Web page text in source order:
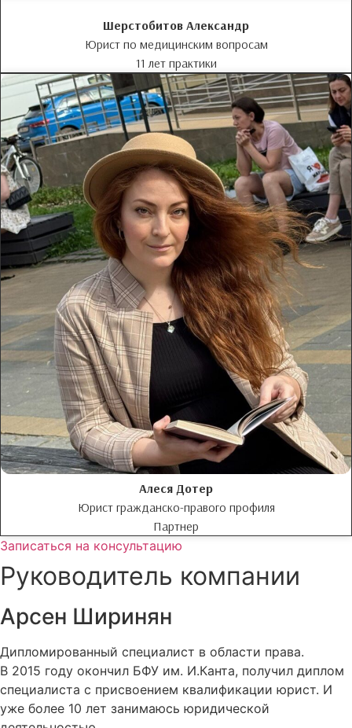
Шерстобитов Александр
Юрист по медицинским вопросам
11 лет практики
Алеся Дотер
Юрист гражданско-правого профиля
Партнер
Записаться на консультацию
Руководитель компании
Арсен Ширинян​
Дипломированный специалист в области права.
В 2015 году окончил БФУ им. И.Канта, получил диплом
специалиста с присвоением квалификации юрист. И
уже более 10 лет занимаюсь юридической